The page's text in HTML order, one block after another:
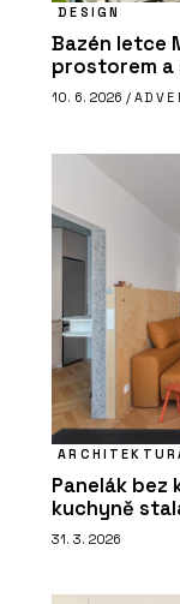
DESIGN
Bazén letce
prostorem a
10. 6. 2026 /
Panelák bez
kuchyně
31. 3. 2026